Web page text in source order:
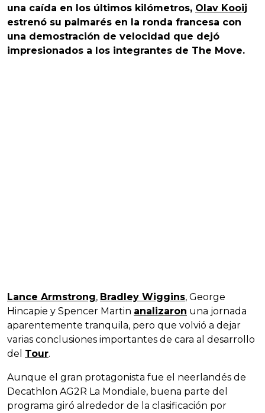
una caída en los últimos kilómetros, Olav Kooij
estrenó su palmarés en la ronda francesa con
una demostración de velocidad que dejó
impresionados a los integrantes de The Move.
Lance Armstrong, Bradley Wiggins, George
Hincapie y Spencer Martin analizaron una jornada
aparentemente tranquila, pero que volvió a dejar
varias conclusiones importantes de cara al desarrollo
del Tour.
Aunque el gran protagonista fue el neerlandés de
Decathlon AG2R La Mondiale, buena parte del
programa giró alrededor de la clasificación por